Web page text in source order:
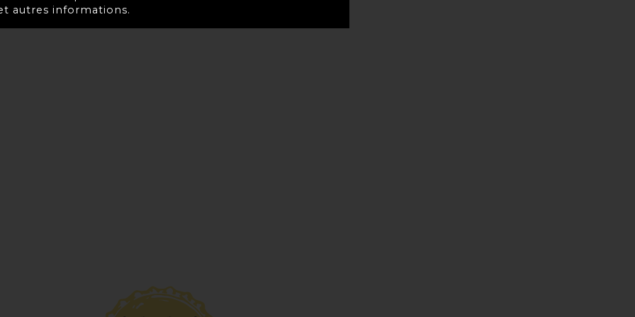
autres informations.